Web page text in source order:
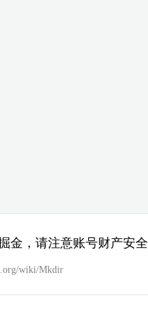
金，请注意账号财产安全
wiki/Mkdir